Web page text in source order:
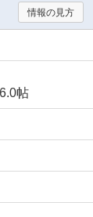
情報の見方
帖